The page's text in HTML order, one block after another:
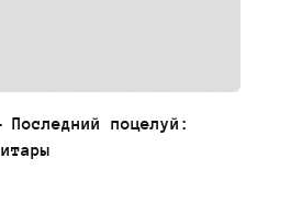
поцелуй: